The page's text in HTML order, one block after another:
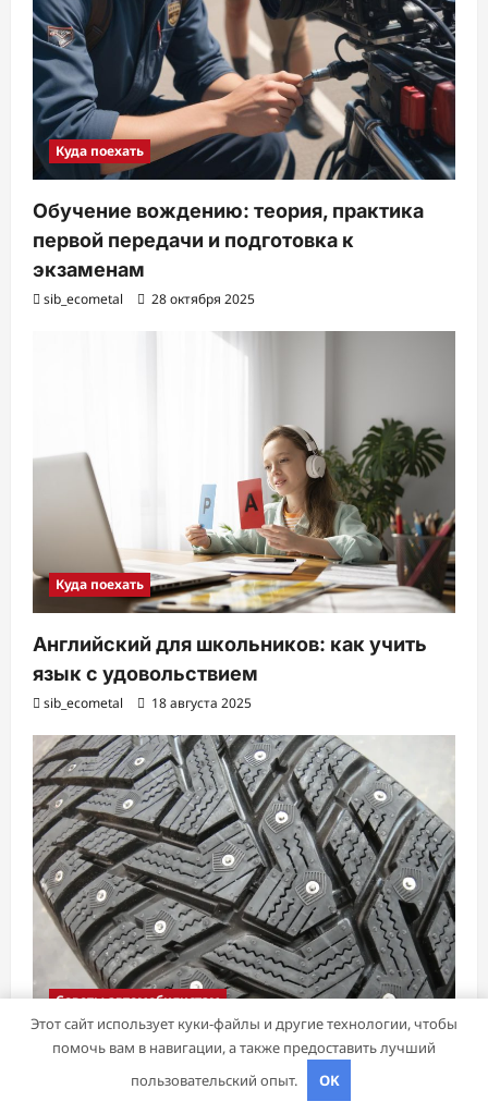
Куда поехать
Обучение вождению: теория, практика
первой передачи и подготовка к
экзаменам
sib_ecometal 28 октября 2025
Куда поехать
Английский для школьников: как учить
язык с удовольствием
sib_ecometal 18 августа 2025
Советы автомобилистам
Шины Hankook Зима Шипованные: Ваш
Надежный Партнёр на Снежных Дорогах
Этот сайт использует куки-файлы и другие технологии, чтобы
помочь вам в навигации, а также предоставить лучший
пользовательский опыт.
OK